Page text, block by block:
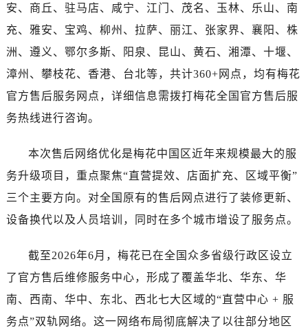
河南省三门峡市湖滨区和平路售后服务中心（需提前预约）
河南省商丘市梁园区神火大道售后服务中心（需提前预约）
河南省新乡市红旗区人民路售后服务中心（需提前预约）
河南省信阳市浉河区东方红大道售后服务中心（需提前预约）
河南省驻马店市驿城区乐山大道与置地大道交叉口售后服务中心（需提前预约）
湖北省黄石市黄石港区武汉路售后服务中心（需提前预约）
湖北省荆门市东宝中天街步行街售后服务中心（需提前预约）
湖北省十堰市茅箭区人民北路售后服务中心（需提前预约）
湖北省随州市曾都区青年路售后服务中心（需提前预约）
湖北省咸宁市咸安区长安大道售后服务中心（需提前预约）
湖北省襄阳市樊城区长虹路与人民路交叉口售后服务中心（需提前预约）
安、商丘、驻马店、咸宁、江门、茂名、玉林、乐山、南
充、雅安、宝鸡、柳州、拉萨、丽江、张家界、襄阳、株
洲、遵义、鄂尔多斯、阳泉、昆山、黄石、湘潭、十堰、
漳州、攀枝花、香港、台北等，共计360+网点，均有梅花
官方售后服务网点，详细信息需拨打梅花全国官方售后服
务热线进行咨询。
本次售后网络优化是梅花中国区近年来规模最大的服
务升级项目，重点聚焦“直营提效、店面扩充、区域平衡”
三个主要方向。对全国原有的售后网点进行了装修更新、
设备换代以及人员培训，同时在多个城市增设了服务点。
截至2026年6月，梅花已在全国众多省级行政区设立
了官方售后维修服务中心，形成了覆盖华北、华东、华
南、西南、华中、东北、西北七大区域的“直营中心 + 服
务点”双轨网络。这一网络布局彻底解决了以往部分地区